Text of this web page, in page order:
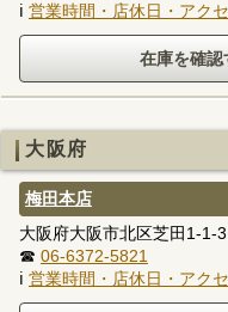
ℹ 営業時間・店休日・アク
大阪府
梅田本店
大阪府大阪市北区芝田1-1-
☎ 06-6372-5821
ℹ 営業時間・店休日・アク